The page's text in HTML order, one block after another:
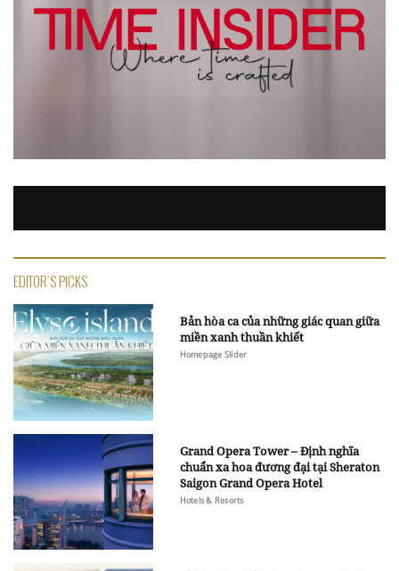
EDITOR'S PICKS
Bản hòa ca của những giác quan giữa
miền xanh thuần khiết
Homepage Slider
Grand Opera Tower – Định nghĩa
chuẩn xa hoa đương đại tại Sheraton
Saigon Grand Opera Hotel
Hotels & Resorts